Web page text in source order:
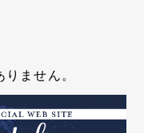
ません。